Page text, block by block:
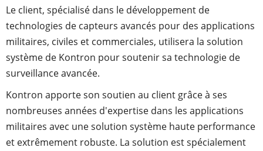
Le client, spécialisé dans le développement de
technologies de capteurs avancés pour des applications
militaires, civiles et commerciales, utilisera la solution
système de Kontron pour soutenir sa technologie de
surveillance avancée.
Kontron apporte son soutien au client grâce à ses
nombreuses années d'expertise dans les applications
militaires avec une solution système haute performance
et extrêmement robuste. La solution est spécialement